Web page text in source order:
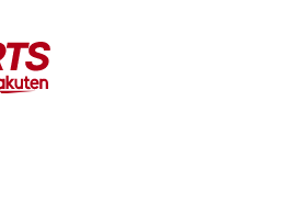
スリートの愛用品
ア